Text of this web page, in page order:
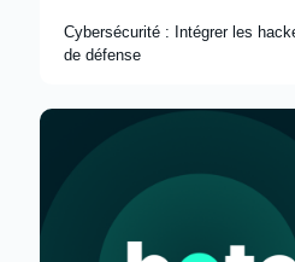
Cybersécurité : Intégrer les
de défense